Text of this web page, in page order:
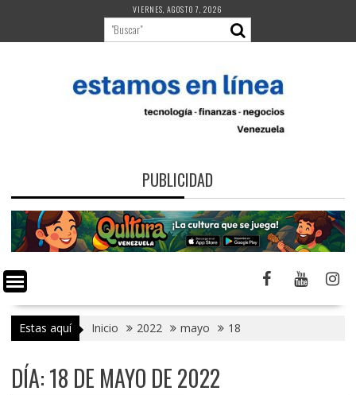
contenido
VIERNES, AGOSTO 7, 2026
PUBLICIDAD
Estas aquí Inicio 2022 mayo 18
DÍA:18 DE MAYO DE 2022